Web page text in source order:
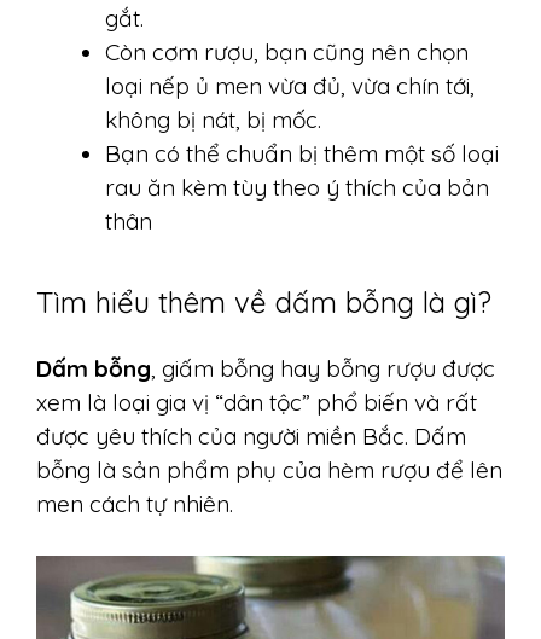
gắt.
Còn cơm rượu, bạn cũng nên chọn
loại nếp ủ men vừa đủ, vừa chín tới,
không bị nát, bị mốc.
Bạn có thể chuẩn bị thêm một số loại
rau ăn kèm tùy theo ý thích của bản
thân
Tìm hiểu thêm về dấm bỗng là gì?
Dấm bỗng, giấm bỗng hay bỗng rượu được
xem là loại gia vị “dân tộc” phổ biến và rất
được yêu thích của người miền Bắc. Dấm
bỗng là sản phẩm phụ của hèm rượu để lên
men cách tự nhiên.